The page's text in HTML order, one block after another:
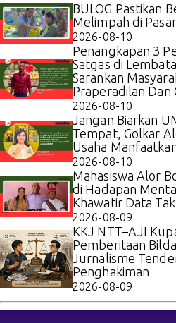
BULOG Pastikan
Melimpah di
2026-08-10
Penangkapan 3
Satgas di
Sarankan
Praperadilan Dan
2026-08-10
Jangan Biarkan
Tempat, Golkar
Usaha
2026-08-10
Mahasiswa Alor
di Hadapan
Khawatir Data
2026-08-09
KKJ NTT–AJI
Pemberitaan
Jurnalisme
Penghakiman
2026-08-09